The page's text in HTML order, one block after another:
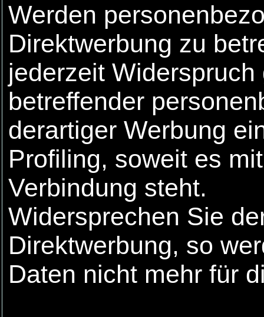
Werden
Direktwerbung zu
jederzeit
betreffender
derartiger Werbung
Profiling, soweit es
Verbindung steht.
Widersprechen Sie
Direktwerbung, so
Daten nicht mehr für